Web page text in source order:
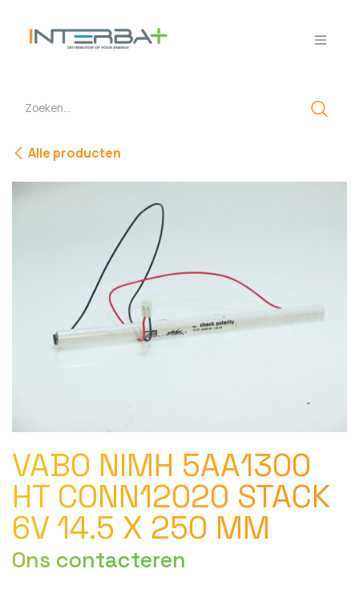
Alle producten
VABO NIMH 5AA1300
HT CONN12020 STACK
6V 14.5 X 250 MM
Ons contacteren